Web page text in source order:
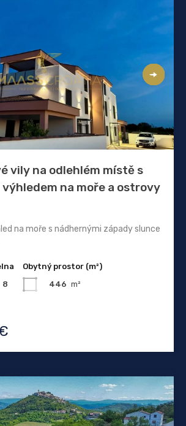
vily na odlehlém místě s
na moře a ostrovy
na moře s nádhernými západy slunce
8
Obytný prostor (m²)
446 m²